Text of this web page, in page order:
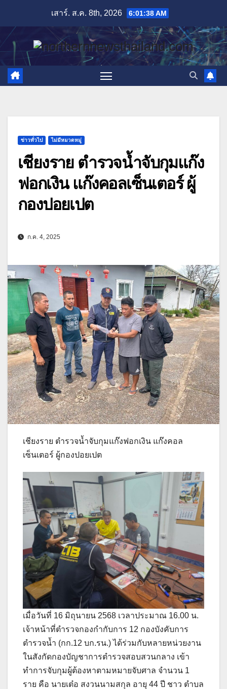
content
เสาร์. ส.ค. 8th, 2026 6:01:40 AM
ข่าวทั่วไป ไม่มีหมวดหมู่
เชียงราย ตำรวจน้ำจับกุมแก๊ง
ฟอกเงิน แก๊งคอลเซ็นเตอร์ ผู้
กองปอยเปต
ก.ค. 4, 2025
เชียงราย ตำรวจน้ำจับกุมแก๊งฟอกเงิน แก๊งคอล
เซ็นเตอร์ ผู้กองปอยเปต
เมื่อวันที่ 16 มิถุนายน 2568 เวลาประมาณ 16.00 น.
เจ้าหน้าที่ตำรวจกองกำกับการ 12 กองบังคับการ
ตำรวจน้ำ (กก.12 บก.รน.) ได้ร่วมกับหลายหน่วยงาน
ในสังกัดกองบัญชาการตำรวจสอบสวนกลาง เข้า
ทำการจับกุมผู้ต้องหาตามหมายจับศาล จำนวน 1
ราย คือ นายเต๋อ สงวนนามสกุล อายุ 44 ปี ชาว ตำบล